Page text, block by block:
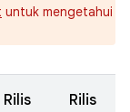
untuk mengetahui
Rilis
Rilis